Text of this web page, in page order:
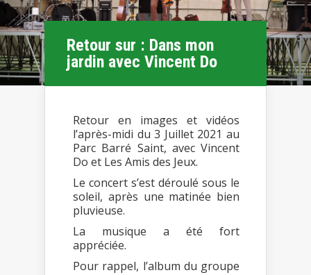
Retour sur : Dans mon
jardin avec Vincent Do
Retour en images et vidéos
l’après-midi du 3 Juillet 2021 au
Parc Barré Saint, avec Vincent
Do et Les Amis des Jeux.
Le concert s’est déroulé sous le
soleil, après une matinée bien
pluvieuse.
La musique a été fort
appréciée.
Pour rappel, l’album du groupe